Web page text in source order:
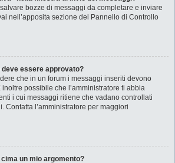
bozze di messaggi da completare e inviare
nell’apposita sezione del Pannello di Controllo
essere approvato?
che in un forum i messaggi inseriti devono
possibile che l’amministratore ti abbia
i cui messaggi ritiene che vadano controllati
Contatta l’amministratore per maggiori
un mio argomento?